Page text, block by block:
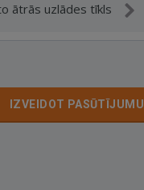
ātrās uzlādes tīkls
IZVEIDOT PASŪTĪJUMU